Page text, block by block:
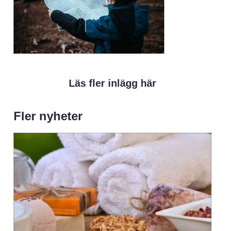
Läs fler inlägg här
Fler nyheter